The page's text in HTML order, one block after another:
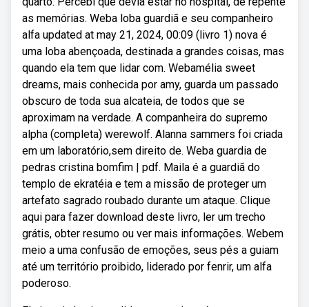
as memórias. Weba loba guardiã e seu companheiro
alfa updated at may 21, 2024, 00:09 (livro 1) nova é
uma loba abençoada, destinada a grandes coisas, mas
quando ela tem que lidar com. Webamélia sweet
dreams, mais conhecida por amy, guarda um passado
obscuro de toda sua alcateia, de todos que se
aproximam na verdade. A companheira do supremo
alpha (completa) werewolf. Alanna sammers foi criada
em um laboratório,sem direito de. Weba guardia de
pedras cristina bomfim | pdf. Maila é a guardiã do
templo de ekratéia e tem a missão de proteger um
artefato sagrado roubado durante um ataque. Clique
aqui para fazer download deste livro, ler um trecho
grátis, obter resumo ou ver mais informações. Webem
meio a uma confusão de emoções, seus pés a guiam
até um território proibido, liderado por fenrir, um alfa
poderoso.